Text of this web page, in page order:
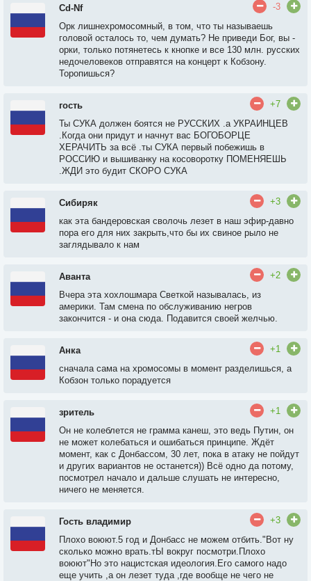
Cd-Nf
-3
Орк лишнехромосомный, в том, что ты называешь
головой осталось то, чем думать? Не приведи Бог, вы -
орки, только потянетесь к кнопке и все 130 млн. русских
недочеловеков отправятся на концерт к Кобзону.
Торопишься?
гость
+7
Ты СУКА должен боятся не РУССКИХ .а УКРАИНЦЕВ
.Когда они придут и начнут вас БОГОБОРЦЕ
ХЕРАЧИТЬ за всё .ты СУКА первый побежишь в
РОССИЮ и вышиванку на косоворотку ПОМЕНЯЕШЬ
.ЖДИ это будит СКОРО СУКА
Сибиряк
+3
как эта бандеровская сволочь лезет в наш эфир-давно
пора его для них закрыть,что бы их свиное рыло не
заглядывало к нам
Аванта
+2
Вчера эта хохлошмара Светкой называлась, из
америки. Там смена по обслуживанию негров
закончится - и она сюда. Подавится своей желчью.
Анка
+1
сначала сама на хромосомы в момент разделишься, а
Кобзон только порадуется
зритель
+1
Он не колеблется не грамма канеш, это ведь Путин, он
не может колебаться и ошибаться принципе. Ждёт
момент, как с Донбассом, 30 лет, пока в атаку не пойдут
и других вариантов не останется)) Всё одно да потому,
посмотрел начало и дальше слушать не интересно,
ничего не меняется.
Гость владимир
+3
Плохо воюют.5 год и Донбасс не можем отбить."Вот ну
сколько можно врать.тЫ вокруг посмотри.Плохо
воюют"Но это нацистская идеология.Его самого надо
еще учить ,а он лезет туда ,где вообще не чего не